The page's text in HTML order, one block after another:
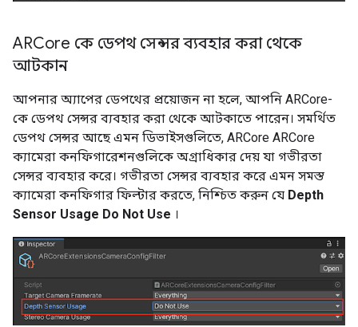
ARCore কে ডেপথ সেন্সর ব্যবহার করা থেকে
আটকান
আপনার অ্যাপের ডেপথের প্রয়োজন না হলে, আপনি ARCore-
কে ডেপথ সেন্সর ব্যবহার করা থেকে আটকাতে পারেন। সমর্থিত
ডেপথ সেন্সর আছে এমন ডিভাইসগুলিতে, ARCore ARCore
ক্যামেরা কনফিগারেশনগুলিকে অগ্রাধিকার দেয় যা গভীরতা
সেন্সর ব্যবহার করে। গভীরতা সেন্সর ব্যবহার করে এমন সমস্ত
ক্যামেরা কনফিগার ফিল্টার করতে, নিশ্চিত করুন যে Depth
Sensor Usage Do Not Use ।